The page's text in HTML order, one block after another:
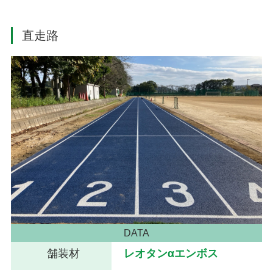
直走路
DATA
舗装材 レオタンαエンボス